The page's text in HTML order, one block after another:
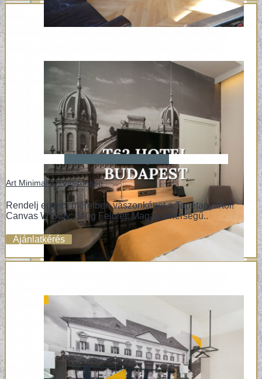
Art Minimal 17-Vászonkép
Rendelj egyedi méretben vászonképet a Tapétagyártól!
Canvas W Súly: 340g Felület: Magas fehérségű..
Ajánlatkérés